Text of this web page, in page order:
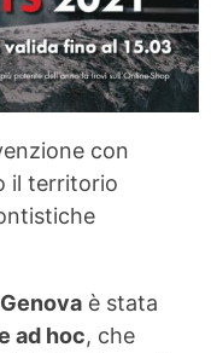
con
il territorio
è stata
ad hoc, che